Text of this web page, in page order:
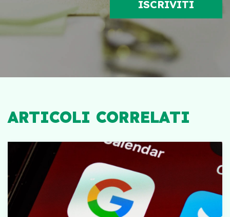
ARTICOLI CORRELATI